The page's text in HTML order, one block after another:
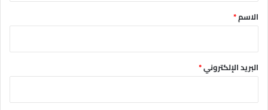
*الاسم*
البريد الإلكتروني*